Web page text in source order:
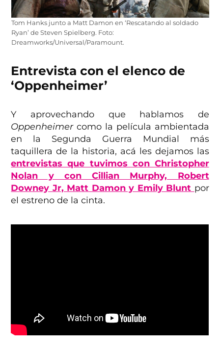
Tom Hanks junto a Matt Damon en ‘Rescatando al soldado
Ryan’ de Steven Spielberg. Foto:
Dreamworks/Universal/Paramount.
Entrevista con el elenco de
‘Oppenheimer’
Y aprovechando que hablamos de
Oppenheimercomo la película ambientada
en la Segunda Guerra Mundial más
taquillera de la historia, acá les dejamos las
entrevistas que tuvimos con Christopher
Nolan y con Cillian Murphy, Robert
Downey Jr, Matt Damon y Emily Blunt por
el estreno de la cinta.